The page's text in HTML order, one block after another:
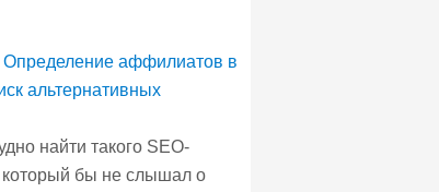
аффилиатов в
альтернативных
найти такого SEO-
который бы не слышал о